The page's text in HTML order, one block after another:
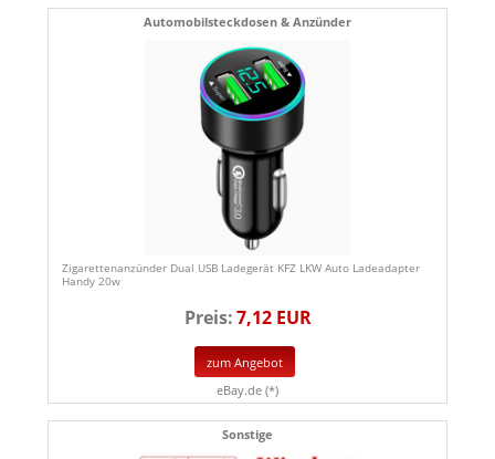
Automobilsteckdosen & Anzünder
Zigarettenanzünder Dual USB Ladegerät KFZ LKW Auto Ladeadapter
Handy 20w
Preis:7,12 EUR
zum Angebot
eBay.de (*)
Sonstige